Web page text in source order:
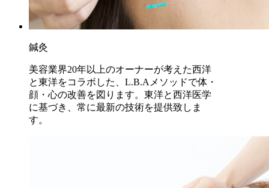
鍼灸
美容業界20年以上のオーナーが考えた西洋
と東洋をコラボした、L.B.Aメソッドで体・
顔・心の改善を図ります。東洋と西洋医学
に基づき、常に最新の技術を提供致しま
す。